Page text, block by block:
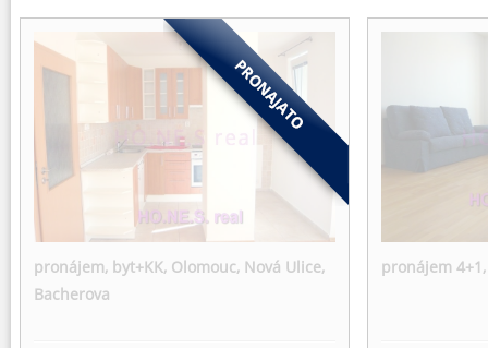
pronájem, byt+KK, Olomouc, Nová Ulice,
Bacherova
pronájem